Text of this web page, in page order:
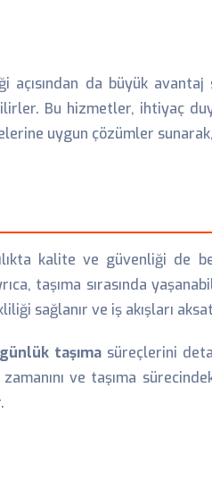
açısından da büyük
Bu hizmetler, ihtiyaç
uygun çözümler
kalite ve güvenliği
taşıma sırasında
sağlanır ve iş akışları
taşımasüreçlerini
ve taşıma